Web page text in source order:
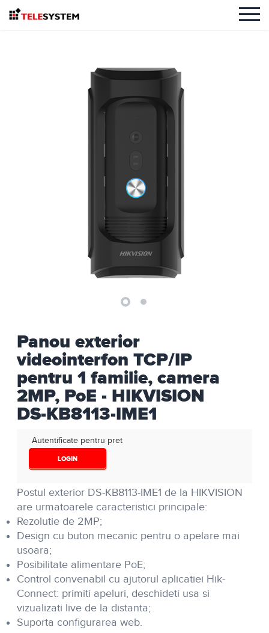
Panou exterior
videointerfon TCP/IP
pentru 1 familie, camera
2MP, PoE - HIKVISION
DS-KB8113-IME1
Autentificate pentru pret
LOGIN
Postul exterior DS-KB8113-IME1 de la HIKVISION
are urmatoarele caracteristici principale:
Rezolutie de 2MP;
Design cu buton mecanic pentru o apelare mai
usoara;
Posibilitate alimentare PoE;
Control convenabil cu ajutorul aplicatiei Hik-
Connect: primiti apeluri, deschideti usa si
vizualizati live de la distanta;
Suporta configurarea web.